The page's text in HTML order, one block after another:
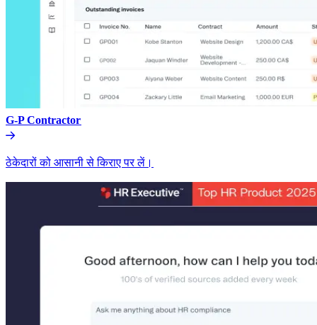
G-P Contractor​​
ठेकेदारों को आसानी से किराए पर लें।​​